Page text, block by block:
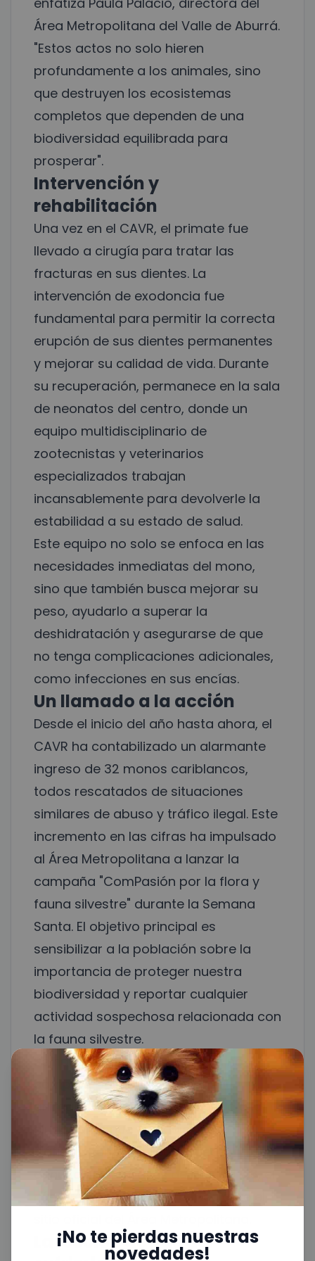
Área Metropolitana del Valle de Aburrá.
"Estos actos no solo hieren
profundamente a los animales, sino
que destruyen los ecosistemas
completos que dependen de una
biodiversidad equilibrada para
prosperar".
Intervención y
rehabilitación
Una vez en el CAVR, el primate fue
llevado a cirugía para tratar las
fracturas en sus dientes. La
intervención de exodoncia fue
fundamental para permitir la correcta
erupción de sus dientes permanentes
y mejorar su calidad de vida. Durante
su recuperación, permanece en la sala
de neonatos del centro, donde un
equipo multidisciplinario de
zootecnistas y veterinarios
especializados trabajan
incansablemente para devolverle la
estabilidad a su estado de salud.
Este equipo no solo se enfoca en las
necesidades inmediatas del mono,
sino que también busca mejorar su
peso, ayudarlo a superar la
deshidratación y asegurarse de que
no tenga complicaciones adicionales,
como infecciones en sus encías.
Un llamado a la acción
Desde el inicio del año hasta ahora, el
CAVR ha contabilizado un alarmante
ingreso de 32 monos cariblancos,
todos rescatados de situaciones
similares de abuso y tráfico ilegal. Este
incremento en las cifras ha impulsado
al Área Metropolitana a lanzar la
campaña "ComPasión por la flora y
fauna silvestre" durante la Semana
Santa. El objetivo principal es
sensibilizar a la población sobre la
importancia de proteger nuestra
biodiversidad y reportar cualquier
actividad sospechosa relacionada con
la fauna silvestre.
Se hace un llamado urgente a no
comprar, poseer ni transportar
animales silvestres, recordando a la
ciudadanía que cualquier caso de
tráfico o tenencia ilegal puede
denunciarse a través de la línea 123, el
número 604 385 6000, o mediante el
La lección detrás del
¡No te pierdas nuestras
novedades!